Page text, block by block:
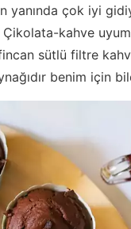
yanında çok iyi
kahve
sütlü filtre
benim için